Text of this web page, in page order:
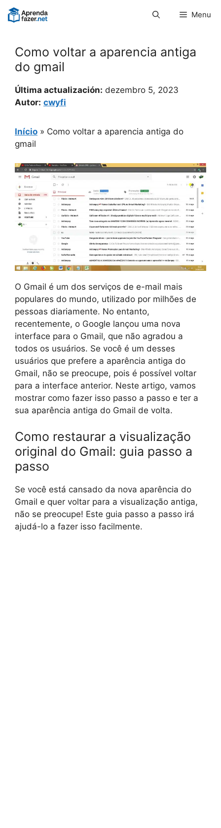
Pular
para
Menu
Como voltar a aparencia antiga
do gmail
Última actualización: dezembro 5, 2023
Autor: cwyfi
Início » Como voltar a aparencia antiga do
gmail
O Gmail é um dos serviços de e-mail mais
populares do mundo, utilizado por milhões de
pessoas diariamente. No entanto,
recentemente, o Google lançou uma nova
interface para o Gmail, que não agradou a
todos os usuários. Se você é um desses
usuários que prefere a aparência antiga do
Gmail, não se preocupe, pois é possível voltar
para a interface anterior. Neste artigo, vamos
mostrar como fazer isso passo a passo e ter a
sua aparência antiga do Gmail de volta.
Como restaurar a visualização
original do Gmail: guia passo a
passo
Se você está cansado da nova aparência do
Gmail e quer voltar para a visualização antiga,
não se preocupe! Este guia passo a passo irá
ajudá-lo a fazer isso facilmente.